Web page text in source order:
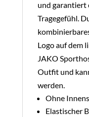
und garantiert
Tragegefühl.
Logo auf dem
JAKO
Outfit und
werden.
Ohne
Elastischer